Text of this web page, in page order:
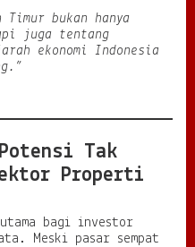
bukan hanya
juga tentang
ekonomi Indonesia
Tak
Properti
bagi investor
Meski pasar sempat